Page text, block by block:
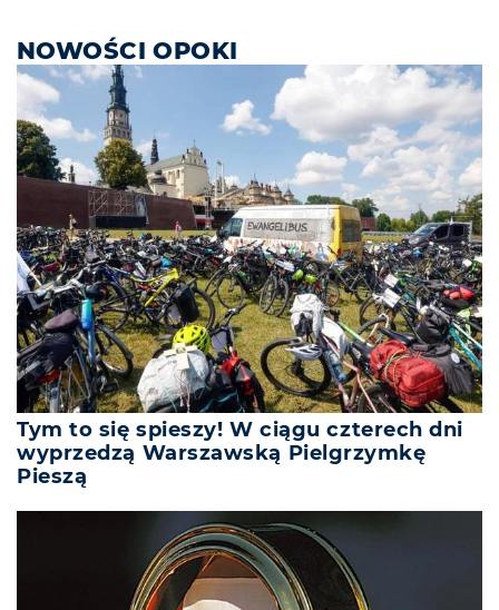
NOWOŚCI OPOKI
Tym to się spieszy! W ciągu czterech dni
wyprzedzą Warszawską Pielgrzymkę
Pieszą